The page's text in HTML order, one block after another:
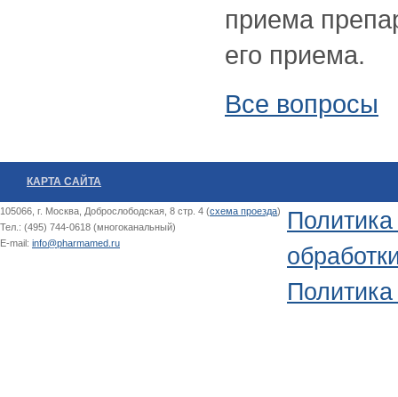
приема
его приема.
Все вопросы
КАРТА САЙТА
105066, г. Москва, Доброслободская, 8 стр. 4 (схема проезда)
Тел.: (495) 744-0618 (многоканальный)
E-mail: info@pharmamed.ru